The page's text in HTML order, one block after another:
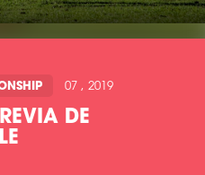
07 , 2019
DE